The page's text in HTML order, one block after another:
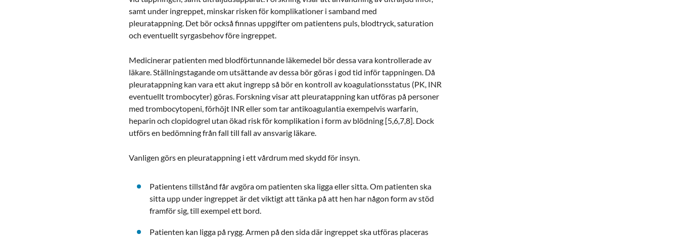
samt under ingreppet, minskar risken för komplikationer i samband med
pleuratappning. Det bör också finnas uppgifter om patientens puls, blodtryck, saturation
och eventuellt syrgasbehov före ingreppet.
Medicinerar patienten med blodförtunnande läkemedel bör dessa vara kontrollerade av
läkare. Ställningstagande om utsättande av dessa bör göras i god tid inför tappningen. Då
pleuratappning kan vara ett akut ingrepp så bör en kontroll av koagulationsstatus (PK, INR
eventuellt trombocyter) göras. Forskning visar att pleuratappning kan utföras på personer
med trombocytopeni, förhöjt INR eller som tar antikoagulantia exempelvis warfarin,
heparin och clopidogrel utan ökad risk för komplikation i form av blödning [5,6,7,8]. Dock
utförs en bedömning från fall till fall av ansvarig läkare.
Vanligen görs en pleuratappning i ett vårdrum med skydd för insyn.
Patientens tillstånd får avgöra om patienten ska ligga eller sitta. Om patienten ska
sitta upp under ingreppet är det viktigt att tänka på att hen har någon form av stöd
framför sig, till exempel ett bord.
Patienten kan ligga på rygg. Armen på den sida där ingreppet ska utföras placeras